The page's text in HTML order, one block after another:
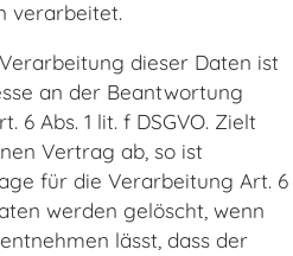
verarbeitet.
dieser Daten ist
an der Beantwortung
6 Abs. 1 lit. f DSGVO. Zielt
Vertrag ab, so ist
für die Verarbeitung Art. 6
werden gelöscht, wenn
lässt, dass der